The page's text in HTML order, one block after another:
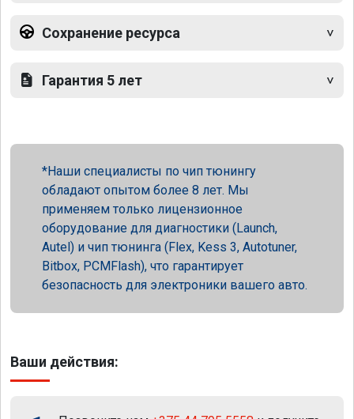
Сохранение ресурса
Гарантия 5 лет
Наши специалисты по чип тюнингу
обладают опытом более 8 лет. Мы
применяем только лицензионное
оборудование для диагностики (Launch,
Autel) и чип тюнинга (Flex, Kess 3, Autotuner,
Bitbox, PCMFlash), что гарантирует
безопасность для электроники вашего авто.
Ваши действия: